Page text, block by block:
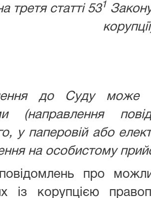
третя статті 531
до Суду може
(направлення
у паперовій або
на особистому
про
із корупцією